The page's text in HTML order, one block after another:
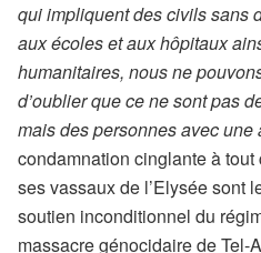
qui impliquent des civils sans
aux écoles et aux hôpitaux
humanitaires, nous ne
d’oublier que ce ne sont pas
mais des personnes avec une
condamnation cinglante à
ses vassaux de l’Elysée sont
soutien inconditionnel du
massacre génocidaire de Tel-